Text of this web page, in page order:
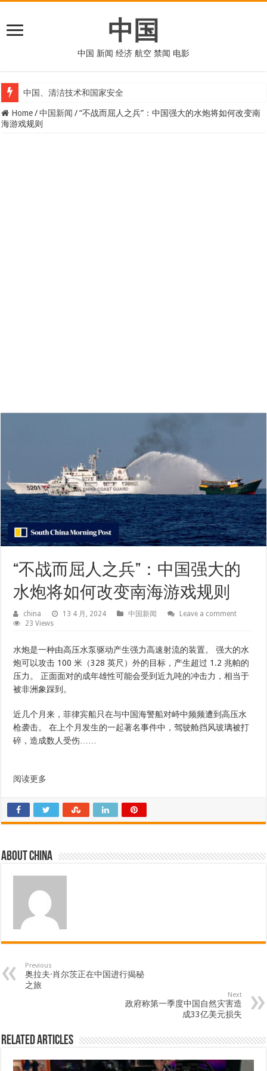
中国
中国 新闻 经济 航空 禁闻 电影
中国、清洁技术和国家安全
Home / 中国新闻 / “不战而屈人之兵”：中国强大的水炮将如何改变南
海游戏规则
“不战而屈人之兵”：中国强大的
水炮将如何改变南海游戏规则
china 13 4 月, 2024 中国新闻
Leave a comment
23 Views
水炮是一种由高压水泵驱动产生强力高速射流的装置。 强大的水
炮可以攻击 100 米（328 英尺）外的目标，产生超过 1.2 兆帕的
压力。 正面面对的成年雄性可能会受到近九吨的冲击力，相当于
被非洲象踩到。
近几个月来，菲律宾船只在与中国海警船对峙中频频遭到高压水
枪袭击。 在上个月发生的一起著名事件中，驾驶舱挡风玻璃被打
碎，造成数人受伤……
阅读更多
About china
Previous
奥拉夫·肖尔茨正在中国进行揭秘
之旅
Next
政府称第一季度中国自然灾害造
成33亿美元损失
Related Articles